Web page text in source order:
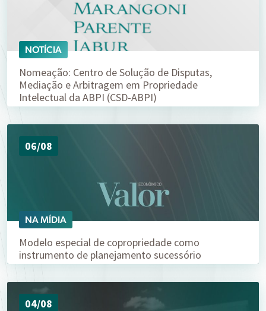
NOTÍCIA
Nomeação: Centro de Solução de Disputas,
Mediação e Arbitragem em Propriedade
Intelectual da ABPI (CSD-ABPI)
06/08
NA MÍDIA
Modelo especial de copropriedade como
instrumento de planejamento sucessório
04/08